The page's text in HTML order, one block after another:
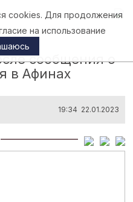
Афины
сообщения о
в Афинах
19:34 22.01.2023
cookies. Для продолжения
на использование